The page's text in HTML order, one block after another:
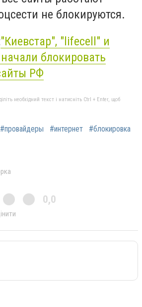
не блокируются.
"Киевстар", "lifecell" и
блокировать
РФ
необхідний текст і натисніть Ctrl + Enter, щоб
#провайдеры #интернет
#блокировка
0,0